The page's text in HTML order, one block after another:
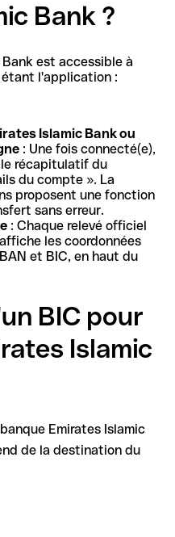
Bank ?
est accessible à
l'application :
Islamic Bank ou
: Une fois connecté(e),
récapitulatif du
du compte ». La
proposent une fonction
sans erreur.
: Chaque relevé officiel
les coordonnées
et BIC, en haut du
BIC pour
Islamic
Emirates Islamic
de la destination du